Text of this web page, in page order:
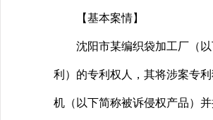
【基本案情】
沈阳市某编织袋加工厂（以
利）的专利权人，其将涉案专
机（以下简称被诉侵权产品）